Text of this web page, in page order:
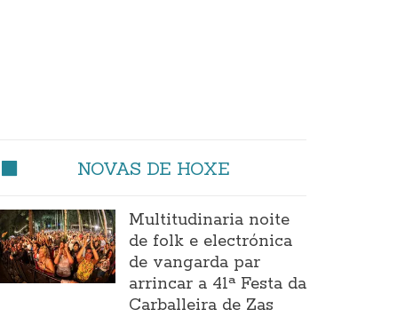
NOVAS DE HOXE
Multitudinaria noite
de folk e electrónica
de vangarda par
arrincar a 41ª Festa da
Carballeira de Zas